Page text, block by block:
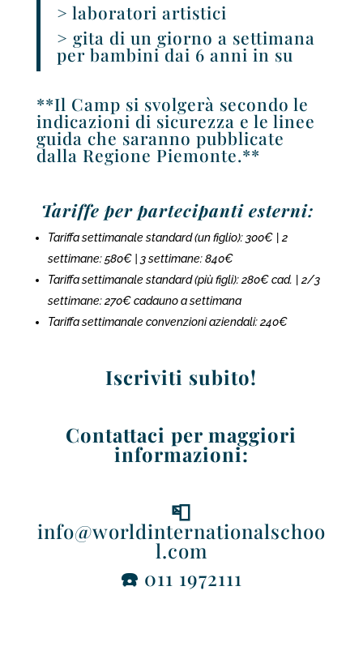
> laboratori artistici
> gita di un giorno a settimana
per bambini dai 6 anni in su
**Il Camp si svolgerà secondo le
indicazioni di sicurezza e le linee
guida che saranno pubblicate
dalla Regione Piemonte.**
Tariffe per partecipanti esterni:
Tariffa settimanale standard (un figlio): 300€|2
settimane: 580€ | 3 settimane: 840€
Tariffa settimanale standard (più figli): 280€ cad. |2/3
settimane: 270€ cadauno a settimana
Tariffa settimanale convenzioni aziendali: 240€
Iscriviti subito!
Contattaci per maggiori
informazioni:
📮
info@worldinternationalschoo
l.com
☎️ 011 1972111